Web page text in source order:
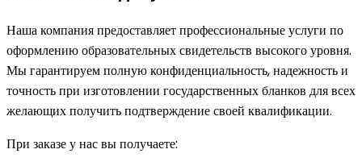
Наша компания предоставляет профессиональные услуги по
оформлению образовательных свидетельств высокого уровня.
Мы гарантируем полную конфиденциальность, надежность и
точность при изготовлении государственных бланков для всех
желающих получить подтверждение своей квалификации.
При заказе у нас вы получаете: